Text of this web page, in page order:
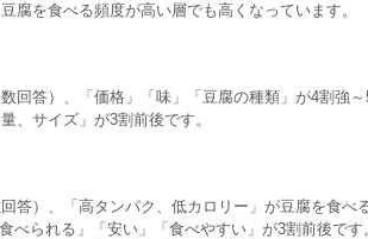
腐を食べる頻度が高い層でも高くなっています。
回答）、「価格」「味」「豆腐の種類」が4割強
、サイズ」が3割前後です。
答）、「高タンパク、低カロリー」が豆腐を食べ
べられる」「安い」「食べやすい」が3割前後です